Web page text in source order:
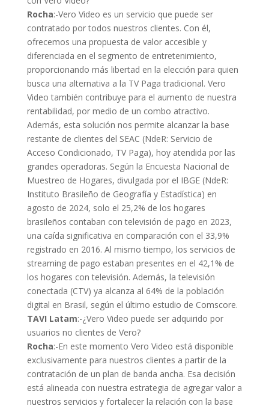
Rocha:-Vero Video es un servicio que puede ser
contratado por todos nuestros clientes. Con él,
ofrecemos una propuesta de valor accesible y
diferenciada en el segmento de entretenimiento,
proporcionando más libertad en la elección para quien
busca una alternativa a la TV Paga tradicional. Vero
Video también contribuye para el aumento de nuestra
rentabilidad, por medio de un combo atractivo.
Además, esta solución nos permite alcanzar la base
restante de clientes del SEAC (NdeR: Servicio de
Acceso Condicionado, TV Paga), hoy atendida por las
grandes operadoras. Según la Encuesta Nacional de
Muestreo de Hogares, divulgada por el IBGE (NdeR:
Instituto Brasileño de Geografía y Estadística) en
agosto de 2024, solo el 25,2% de los hogares
brasileños contaban con televisión de pago en 2023,
una caída significativa en comparación con el 33,9%
registrado en 2016. Al mismo tiempo, los servicios de
streaming de pago estaban presentes en el 42,1% de
los hogares con televisión. Además, la televisión
conectada (CTV) ya alcanza al 64% de la población
digital en Brasil, según el último estudio de Comscore.
TAVI Latam:-¿Vero Video puede ser adquirido por
usuarios no clientes de Vero?
Rocha:-En este momento Vero Video está disponible
exclusivamente para nuestros clientes a partir de la
contratación de un plan de banda ancha. Esa decisión
está alineada con nuestra estrategia de agregar valor a
nuestros servicios y fortalecer la relación con la base